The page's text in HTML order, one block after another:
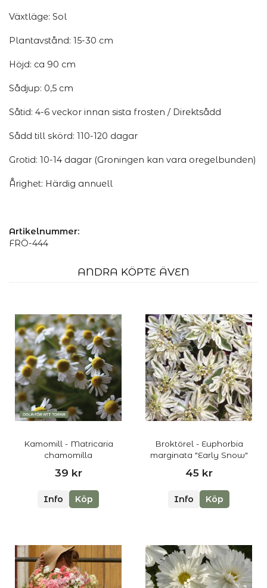
Växtläge: Sol
Plantavstånd: 15-30 cm
Höjd: ca 90 cm
Sådjup: 0,5 cm
Såtid: 4-6 veckor innan sista frosten / Direktsådd
Sådd till skörd: 110-120 dagar
Grotid: 10-14 dagar (Groningen kan vara oregelbunden)
Årighet: Härdig annuell
Artikelnummer:
FRÖ-444
ANDRA KÖPTE ÄVEN
Kamomill - Matricaria
chamomilla
39 kr
Info Köp
Broktörel - Euphorbia
marginata "Early Snow"
45 kr
Info Köp